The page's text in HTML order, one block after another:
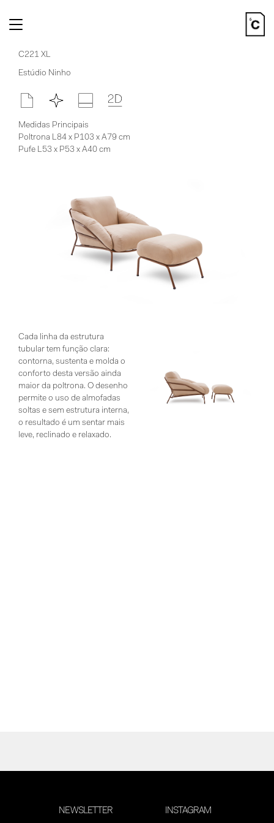
Toggle
C221 XL
Estúdio Ninho
Medidas Principais
Poltrona L84 x P103 x A79 cm
Pufe L53 x P53 x A40 cm
Cada linha da estrutura
tubular tem função clara:
contorna, sustenta e molda o
conforto desta versão ainda
maior da poltrona. O desenho
permite o uso de almofadas
soltas e sem estrutura interna,
o resultado é um sentar mais
leve, reclinado e relaxado.
NEWSLETTER INSTAGRAM